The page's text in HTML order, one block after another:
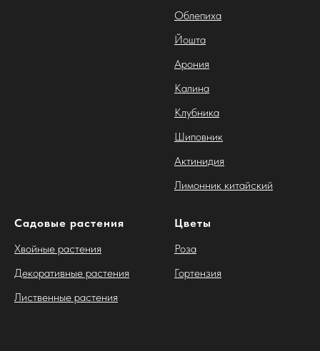
Облепиха
Йошта
Арония
Калина
Клубника
Шиповник
Актинидия
Лимонник китайский
Садовые растения
Хвойные растения
Декоративные растения
Лиственные растения
Цветы
Роза
Гортензия